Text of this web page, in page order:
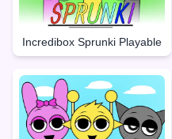
Incredibox Sprunki Playable